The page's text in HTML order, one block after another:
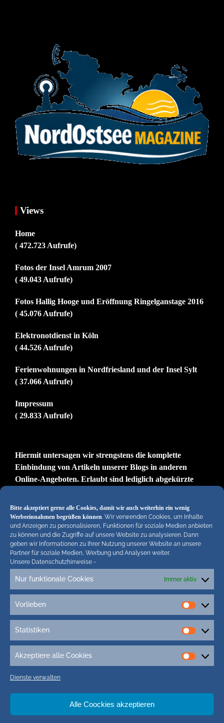
Bitte akzeptiert gerne alle Cookies, damit wir auch weiterhin ein wenig
Werbeeinnahmen begrüßen können. Wir verwenden Cookies, um Inhalte
und Anzeigen zu personalisieren, Funktionen für soziale Medien anbieten
zu können und die Zugriffe auf unsere Website zu analysieren. Dann
geben wir Informationen zu Ihrer Nutzung unserer Website an unsere
Partner für soziale Medien, Werbung und Analysen weiter.
Unsere Datenschutzhinweise -
Nur funktionale Cookies Immer aktiv
Vorlieben
Statistiken
Akzeptiere alle Cookies
Dienste verwalten
Alle Coockies akzeptieren
Views
Home
( 472.723 Aufrufe)
Fotos der Insel Amrum 2007
( 49.043 Aufrufe)
Fotos Hallig Hooge und Eröffnung Ringelganstage 2016
( 45.076 Aufrufe)
Elektronotdienst in Köln
( 44.526 Aufrufe)
Ferienwohnungen in Nordfriesland und der Insel Sylt
( 37.066 Aufrufe)
Impressum
( 29.833 Aufrufe)
Hiermit untersagen wir strengstens die komplette
Einbindung von Artikeln unserer Blogs in anderen
Online-Angeboten. Erlaubt sind lediglich abgekürzte
in unseren Blogs. Wir behalten uns bei Verstössen
rechtliche Schritte vor. Die Redaktion!
Tags
3D-Druck 3g Kinder Schule 5G-Campuszellen
5G Friedrichstadt
Adler-Express Afrikanische Schweinepest (ASP)
Ahmadiyya-Gemeinde